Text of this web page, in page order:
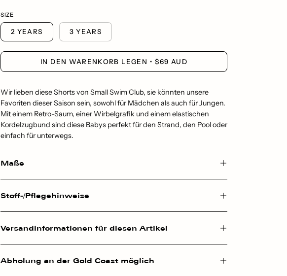
SIZE
2 YEARS 3 YEARS
IN DEN WARENKORB LEGEN $69 AUD
Wir lieben diese Shorts von Small Swim Club, sie könnten unsere
Favoriten dieser Saison sein, sowohl für Mädchen als auch für Jungen.
Mit einem Retro-Saum, einer Wirbelgrafik und einem elastischen
Kordelzugbund sind diese Babys perfekt für den Strand, den Pool oder
einfach für unterwegs.
Maße
Stoff-/Pflegehinweise
Versandinformationen für diesen Artikel
Abholung an der Gold Coast möglich